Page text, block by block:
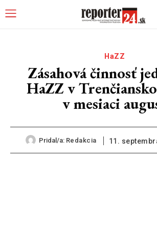
HaZZ
Zásahová činnosť
HaZZ v
v mesiaci
Pridal/a: Redakcia 11.